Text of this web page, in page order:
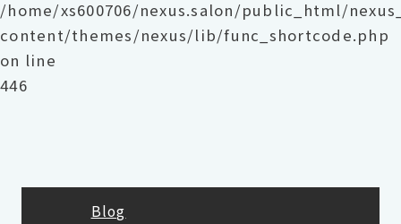
Blog
/home/xs600706/nexus.salon/public_html/
content/themes/nexus/lib/func_shortcode.php
on line
446